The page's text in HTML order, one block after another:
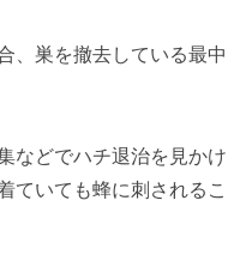
、巣を撤去している最中
などでハチ退治を見かけ
ていても蜂に刺されるこ